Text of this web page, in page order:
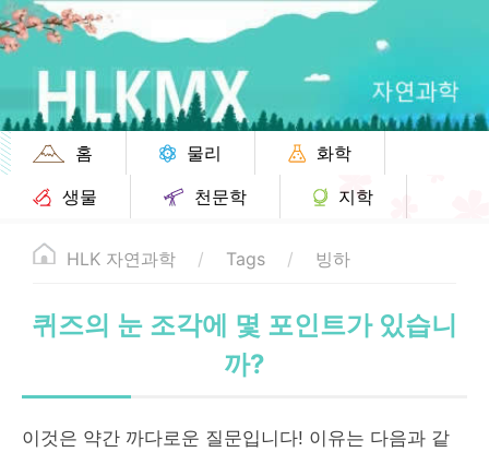
홈 물리
화학
생물
천문학 지학
HLK 자연과학 Tags 빙하
퀴즈의 눈 조각에 몇 포인트가 있습니
까?
이것은 약간 까다로운 질문입니다! 이유는 다음과 같